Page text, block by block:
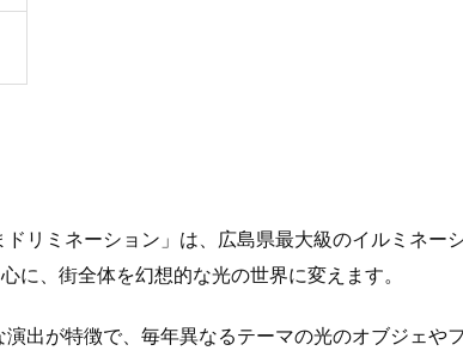
リミネーション」は、広島県最大級のイルミネー
、街全体を幻想的な光の世界に変えます。
出が特徴で、毎年異なるテーマの光のオブジェや